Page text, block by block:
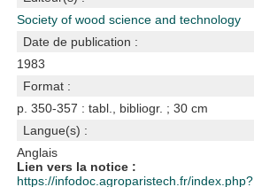
Society of wood science and technology
Date de publication :
1983
Format :
p. 350-357 : tabl., bibliogr. ; 30 cm
Langue(s) :
Anglais
Lien vers la notice :
https://infodoc.agroparistech.fr/index.php?